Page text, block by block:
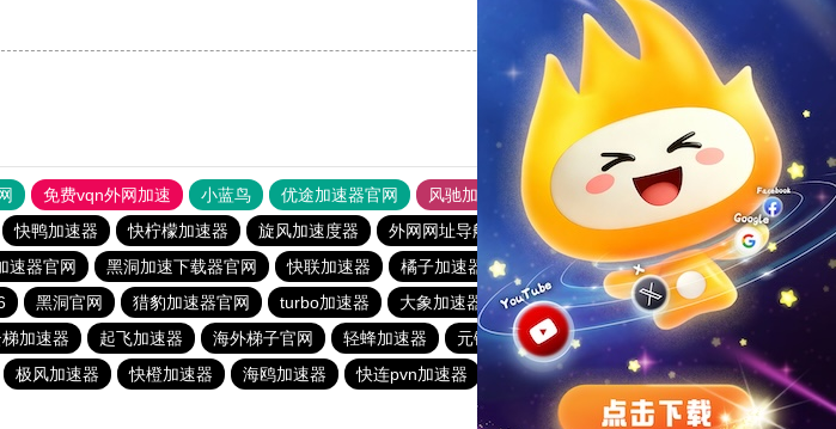
支持
免费vqn外网加速 小蓝鸟 优途加速器官网 风驰加速器
旋风加速器
快鸭加速器 快柠檬加速器 旋风加速度器 外网网址导航 软件中心 雷霆加速
狂飙加速器
速器官网 黑洞加速下载器官网 快联加速器 橘子加速器 黑洞官方加速器
2023免费加速神器
黑洞官网 猎豹加速器官网 turbo加速器 大象加速器 雷霆加速免费永久
橘子加速器
加速器 起飞加速器 海外梯子官网 轻蜂加速器 元链加速器 CC加速器
大象加速器
极风加速器 快橙加速器 海鸥加速器 快连pvn加速器 黑洞加速官网
白鲸加速器